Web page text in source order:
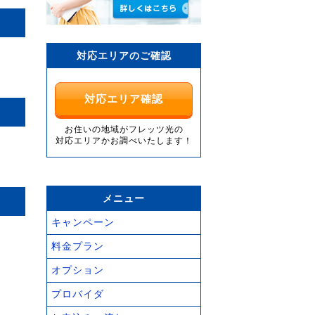
対応エリアのご確認
対応エリア確認
お住いの地域がフレッツ光の
対応エリアかお調べいたします！
メニュー
キャンペーン
料金プラン
オプション
プロバイダ